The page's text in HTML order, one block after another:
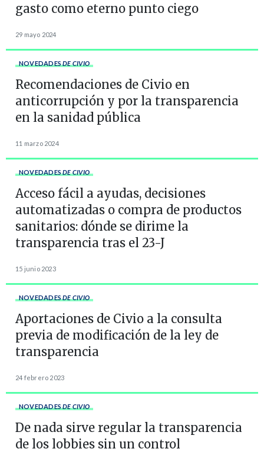
gasto como eterno punto ciego
29 mayo 2024
NOVEDADES DE CIVIO
Recomendaciones de Civio en
anticorrupción y por la transparencia
en la sanidad pública
11 marzo 2024
NOVEDADES DE CIVIO
Acceso fácil a ayudas, decisiones
automatizadas o compra de productos
sanitarios: dónde se dirime la
transparencia tras el 23-J
15 junio 2023
NOVEDADES DE CIVIO
Aportaciones de Civio a la consulta
previa de modificación de la ley de
transparencia
24 febrero 2023
NOVEDADES DE CIVIO
De nada sirve regular la transparencia
de los lobbies sin un control